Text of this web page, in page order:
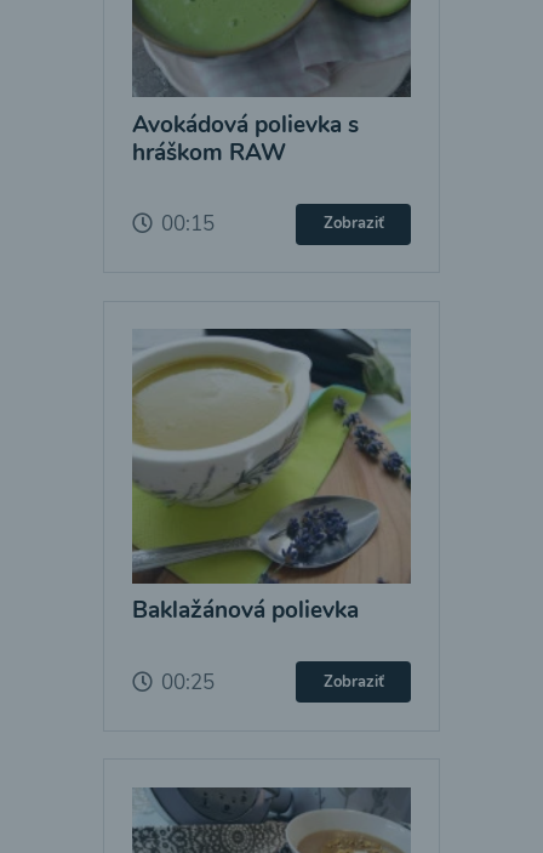
Avokádová polievka s
hráškom RAW
00:15 Zobraziť
Baklažánová polievka
00:25 Zobraziť